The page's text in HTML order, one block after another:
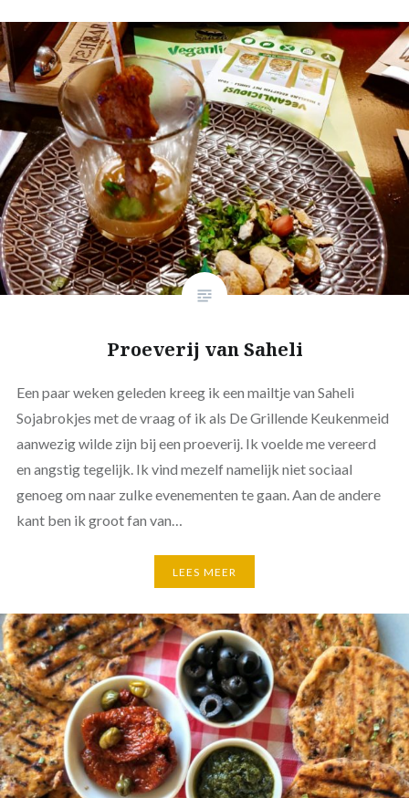
Proeverij van Saheli
Een paar weken geleden kreeg ik een mailtje van Saheli
Sojabrokjes met de vraag of ik als De Grillende Keukenmeid
aanwezig wilde zijn bij een proeverij. Ik voelde me vereerd
en angstig tegelijk. Ik vind mezelf namelijk niet sociaal
genoeg om naar zulke evenementen te gaan. Aan de andere
kant ben ik groot fan van…
LEES MEER